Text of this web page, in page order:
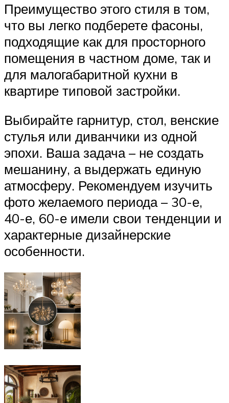
Преимущество этого стиля в том,
что вы легко подберете фасоны,
подходящие как для просторного
помещения в частном доме, так и
для малогабаритной кухни в
квартире типовой застройки.
Выбирайте гарнитур, стол, венские
стулья или диванчики из одной
эпохи. Ваша задача – не создать
мешанину, а выдержать единую
атмосферу. Рекомендуем изучить
фото желаемого периода – 30-е,
40-е, 60-е имели свои тенденции и
характерные дизайнерские
особенности.